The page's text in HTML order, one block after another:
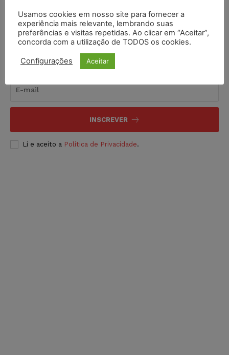
Inscreva-se
INSCREVER
Li e aceito a Política de Privacidade.
Usamos cookies em nosso site para fornecer a
experiência mais relevante, lembrando suas
preferências e visitas repetidas. Ao clicar em “Aceitar”,
concorda com a utilização de TODOS os cookies.
Configurações Aceitar